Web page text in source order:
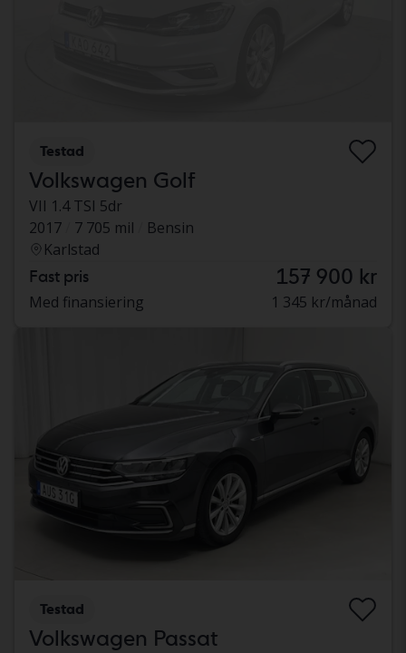
Testad
Volkswagen Golf
VII 1.4 TSI 5dr
2017
7 705 mil
Bensin
Karlstad
Fast pris 157 900 kr
Med finansiering 1 345 kr/månad
Testad
Volkswagen Passat